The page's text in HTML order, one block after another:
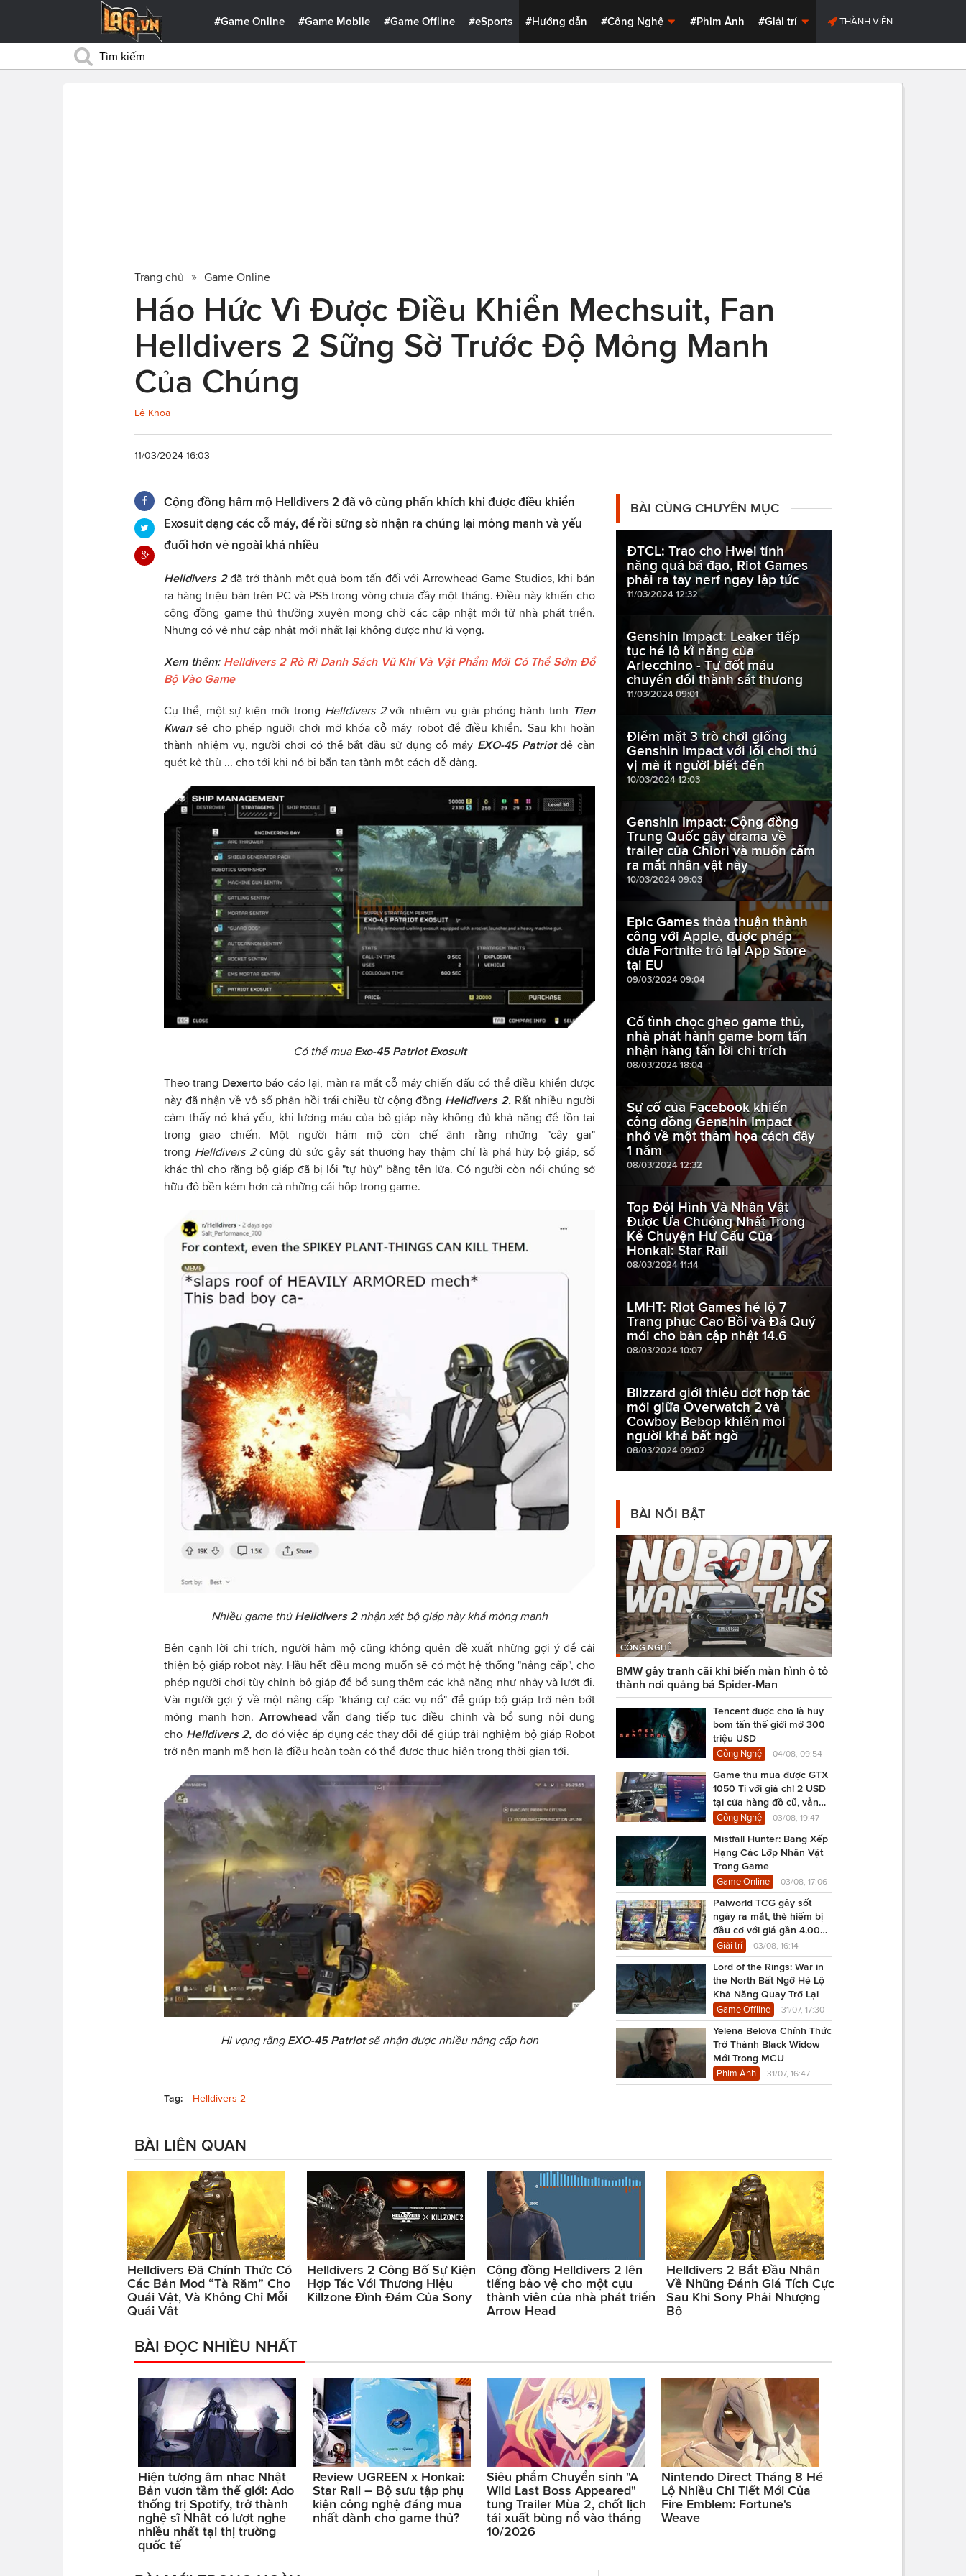
#Game Online #Game Mobile #Game Offline #eSports #Hướng dẫn #Công Nghệ #Phim Ảnh #Giải trí THÀNH VIÊN
Trang chủ Game Online
Háo Hức Vì Được Điều Khiển Mechsuit, Fan
Helldivers 2 Sững Sờ Trước Độ Mỏng Manh
Của Chúng
Lê Khoa
11/03/2024 16:03
Cộng đồng hâm mộ Helldivers 2 đã vô cùng phấn khích khi được điều khiển
Exosuit dạng các cỗ máy, để rồi sững sờ nhận ra chúng lại mỏng manh và yếu
đuối hơn vẻ ngoài khá nhiều
Helldivers 2đã trở thành một quả bom tấn đối với Arrowhead Game Studios, khi bán
ra hàng triệu bản trên PC và PS5 trong vòng chưa đầy một tháng. Điều này khiến cho
cộng đồng game thủ thường xuyên mong chờ các cập nhật mới từ nhà phát triển.
Nhưng có vẻ như cập nhật mới nhất lại không được như kì vọng.
Xem thêm: Helldivers 2 Rò Rỉ Danh Sách Vũ Khí Và Vật Phẩm Mới Có Thể Sớm Đổ
Bộ Vào Game
Cụ thể, một sự kiện mới trong Helldivers 2với nhiệm vụ giải phóng hành tinh Tien
Kwansẽ cho phép người chơi mở khóa cỗ máy robot để điều khiển. Sau khi hoàn
thành nhiệm vụ, người chơi có thể bắt đầu sử dụng cỗ máy EXO-45 Patriotđể càn
quét kẻ thù ... cho tới khi nó bị bắn tan tành một cách dễ dàng.
Có thể mua Exo-45 Patriot Exosuit
Theo trang Dexertobáo cáo lại, màn ra mắt cỗ máy chiến đấu có thể điều khiển được
này đã nhận về vô số phản hồi trái chiều từ cộng đồng Helldivers 2. Rất nhiều người
cảm thấy nó khá yếu, khi lượng máu của bộ giáp này không đủ khả năng để tồn tại
trong giao chiến. Một người hâm mộ còn chế ảnh rằng những "cây gai"
trong Helldivers 2cũng đủ sức gây sát thương hay thậm chí là phá hủy bộ giáp, số
khác thì cho rằng bộ giáp đã bị lỗi "tự hủy" bằng tên lửa. Có người còn nói chúng sở
hữu độ bền kém hơn cả những cái hộp trong game.
Nhiều game thủ Helldivers 2 nhận xét bộ giáp này khá mỏng manh
Bên cạnh lời chỉ trích, người hâm mộ cũng không quên đề xuất những gợi ý để cải
thiện bộ giáp robot này. Hầu hết đều mong muốn sẽ có một hệ thống "nâng cấp", cho
phép người chơi tùy chỉnh bộ giáp để bổ sung thêm các khả năng như nhảy và lướt đi.
Vài người gợi ý về một nâng cấp "kháng cự các vụ nổ" để giúp bộ giáp trở nên bớt
mỏng manh hơn. Arrowhead vẫn đang tiếp tục điều chỉnh và bổ sung nội dung
cho Helldivers 2, do đó việc áp dụng các thay đổi để giúp trải nghiệm bộ giáp Robot
trở nên mạnh mẽ hơn là điều hoàn toàn có thể được thực hiện trong thời gian tới.
Hi vọng rằng EXO-45 Patriotsẽ nhận được nhiều nâng cấp hơn
Tag: Helldivers 2
BÀI CÙNG CHUYÊN MỤC
ĐTCL: Trao cho Hwei tính
năng quá bá đạo, Riot Games
phải ra tay nerf ngay lập tức
11/03/2024 12:32
Genshin Impact: Leaker tiếp
tục hé lộ kĩ năng của
Arlecchino - Tự đốt máu
chuyển đổi thành sát thương
11/03/2024 09:01
Điểm mặt 3 trò chơi giống
Genshin Impact với lối chơi thú
vị mà ít người biết đến
10/03/2024 12:03
Genshin Impact: Cộng đồng
Trung Quốc gây drama về
trailer của Chiori và muốn cấm
ra mắt nhân vật này
10/03/2024 09:03
Epic Games thỏa thuận thành
công với Apple, được phép
đưa Fortnite trở lại App Store
tại EU
09/03/2024 09:04
Cố tình chọc ghẹo game thủ,
nhà phát hành game bom tấn
nhận hàng tấn lời chỉ trích
08/03/2024 18:04
Sự cố của Facebook khiến
cộng đồng Genshin Impact
nhớ về một thảm họa cách đây
1 năm
08/03/2024 12:32
Top Đội Hình Và Nhân Vật
Được Ưa Chuộng Nhất Trong
Kể Chuyện Hư Cấu Của
Honkai: Star Rail
08/03/2024 11:14
LMHT: Riot Games hé lộ 7
Trang phục Cao Bồi và Đá Quý
mới cho bản cập nhật 14.6
08/03/2024 10:07
Blizzard giới thiệu đợt hợp tác
mới giữa Overwatch 2 và
Cowboy Bebop khiến mọi
người khá bất ngờ
08/03/2024 09:02
BÀI NỔI BẬT
CÔNG NGHỆ
BMW gây tranh cãi khi biến màn hình ô tô
thành nơi quảng bá Spider-Man
Tencent được cho là hủy
bom tấn thế giới mở 300
triệu USD
Công Nghệ 04/08, 09:54
Game thủ mua được GTX
1050 Ti với giá chỉ 2 USD
tại cửa hàng đồ cũ, vẫn
chạy Cyberpunk 2077
Công Nghệ 03/08, 19:47
Mistfall Hunter: Bảng Xếp
Hạng Các Lớp Nhân Vật
Trong Game
Game Online 03/08, 17:06
Palworld TCG gây sốt
ngày ra mắt, thẻ hiếm bị
đầu cơ với giá gần 4.000
USD
Giải trí 03/08, 16:14
Lord of the Rings: War in
the North Bất Ngờ Hé Lộ
Khả Năng Quay Trở Lại
Game Offline 31/07, 17:30
Yelena Belova Chính Thức
Trở Thành Black Widow
Mới Trong MCU
Phim Ảnh 31/07, 16:47
BÀI LIÊN QUAN
Helldivers Đã Chính Thức Có
Các Bản Mod “Tà Răm” Cho
Quái Vật, Và Không Chỉ Mỗi
Quái Vật
Helldivers 2 Công Bố Sự Kiện
Hợp Tác Với Thương Hiệu
Killzone Đình Đám Của Sony
Cộng đồng Helldivers 2 lên
tiếng bảo vệ cho một cựu
thành viên của nhà phát triển
Arrow Head
Helldivers 2 Bắt Đầu Nhận
Về Những Đánh Giá Tích Cực
Sau Khi Sony Phải Nhượng
Bộ
BÀI ĐỌC NHIỀU NHẤT
Hiện tượng âm nhạc Nhật
Bản vươn tầm thế giới: Ado
thống trị Spotify, trở thành
nghệ sĩ Nhật có lượt nghe
nhiều nhất tại thị trường
quốc tế
Review UGREEN x Honkai:
Star Rail – Bộ sưu tập phụ
kiện công nghệ đáng mua
nhất dành cho game thủ?
Siêu phẩm Chuyển sinh "A
Wild Last Boss Appeared"
tung Trailer Mùa 2, chốt lịch
tái xuất bùng nổ vào tháng
10/2026
Nintendo Direct Tháng 8 Hé
Lộ Nhiều Chi Tiết Mới Của
Fire Emblem: Fortune's
Weave